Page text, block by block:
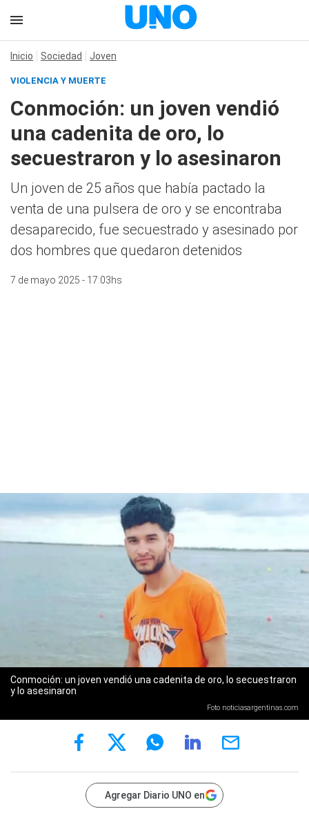
Inicio Sociedad Joven
VIOLENCIA Y MUERTE
Conmoción: un joven vendió
una cadenita de oro, lo
secuestraron y lo asesinaron
Un joven de 25 años que había pactado la
venta de una pulsera de oro y se encontraba
desaparecido, fue secuestrado y asesinado por
dos hombres que quedaron detenidos
7 de mayo 2025 - 17:03hs
Conmoción: un joven vendió una cadenita de oro, lo secuestraron
y lo asesinaron
Foto noticiasargentinas.com
Agregar Diario UNO en